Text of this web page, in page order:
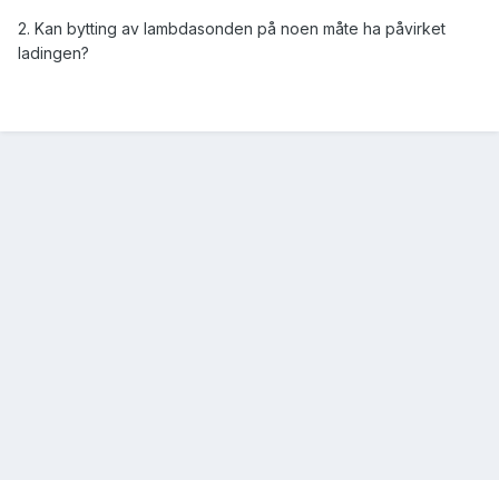
2. Kan bytting av lambdasonden på noen måte ha påvirket
ladingen?